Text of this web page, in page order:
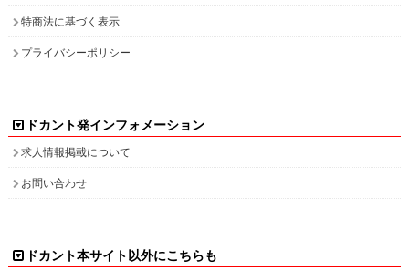
特商法に基づく表示
プライバシーポリシー
ドカント発インフォメーション
求人情報掲載について
お問い合わせ
ドカント本サイト以外にこちらも